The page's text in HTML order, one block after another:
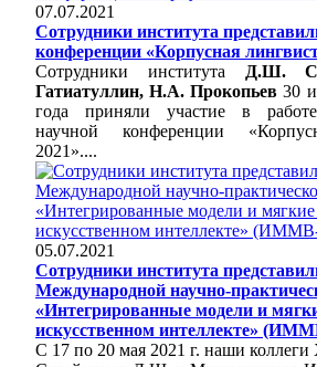
07.07.2021
Сотрудники института
конференции «Корпусная
Сотрудники института
Д.Ш.
Гатиатуллин, Н.А. Прокопьев 30
года приняли участие в
научной конференции
2021»....
05.07.2021
Сотрудники института
Международной научно-
«Интегрированные модели и
искусственном интеллекте»
С 17 по 20 мая 2021 г. наши